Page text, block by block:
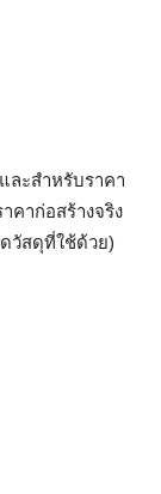
ละสำหรับราคา
คาก่อสร้างจริง
วัสดุที่ใช้ด้วย)